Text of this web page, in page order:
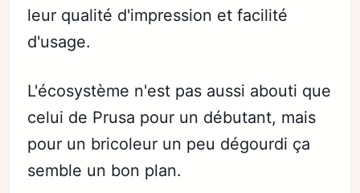
leur qualité d'impression et facilité
d'usage.
L'écosystème n'est pas aussi abouti que
celui de Prusa pour un débutant, mais
pour un bricoleur un peu dégourdi ça
semble un bon plan.